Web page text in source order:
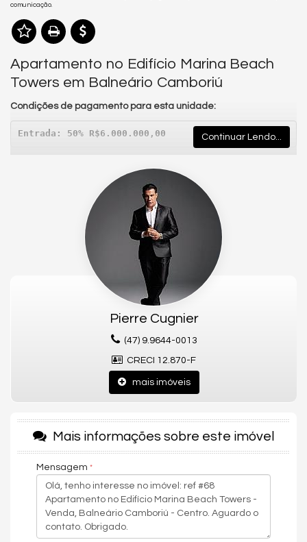
comunicação.
Apartamento no Edifício Marina Beach
Towers em Balneário Camboriú
Condições de pagamento para esta unidade:
Entrada: 50% R$6.000.000,00
Saldo: 48x R$ 125.000,00
Correção: IPCA + 0,9% a.m.
Mais do que um lugar para morar, oMarina Beach Towers
empreendimento de altíssimo padrão projetado para que você
viva e sinta a beleza de cada momento.
Com localização sem igual – acesso ao rio e ao mar. O
oferece experiências incomparáveis.
O ÚNICO DA AMÉRICA LATINA COM MARINA EXCLUSIVA.
Um dos maiores diferenciais do
completo de marina, como colocação e retirada da
embarcação no mar, limpeza de embarcações, manutenção
de carretas, acompanhamento do estado do motor com
acionamento periódico nos meses de inverno, polimento de
lanchas e verificação do nível de carga da bateria.
HELIPONTO HOMOLOGADO PELA ANAC. PARA USO DIURNO E
NOTURNO.
Gostou deste Imóvel?
Entre em contato com nós da Central PR Consultor Executivo
para agendar uma visita, e conhecer esse lindo Apartamento!
Nós da Central de Negócios PR Consultor Executivo & Home
Design, trabalhamos com foco sempre nos melhores imóveis de
Balneário Camboriú e Região. Também garimpamos
Continuar Lendo...
Pierre Cugnier
(47) 9.9644-0013
CRECI 12.870-F
mais imóveis
Mais informações sobre este imóvel
Mensagem